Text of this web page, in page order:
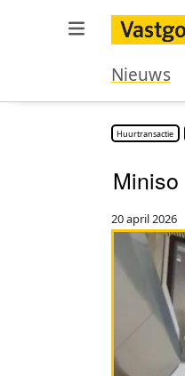
Nieuws
Huurtransactie
20 april 2026